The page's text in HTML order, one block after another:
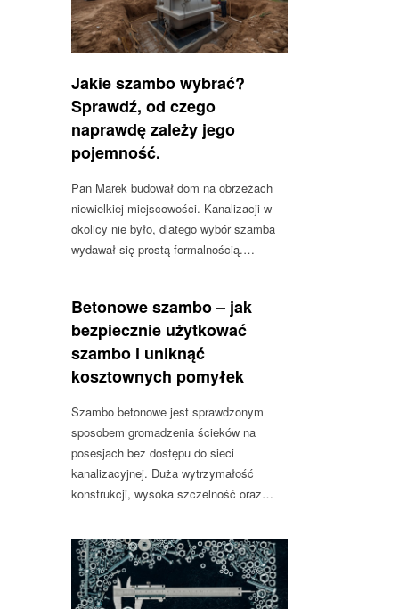
Jakie szambo wybrać?
Sprawdź, od czego
naprawdę zależy jego
pojemność.
Pan Marek budował dom na obrzeżach
niewielkiej miejscowości. Kanalizacji w
okolicy nie było, dlatego wybór szamba
wydawał się prostą formalnością.…
Betonowe szambo – jak
bezpiecznie użytkować
szambo i uniknąć
kosztownych pomyłek
Szambo betonowe jest sprawdzonym
sposobem gromadzenia ścieków na
posesjach bez dostępu do sieci
kanalizacyjnej. Duża wytrzymałość
konstrukcji, wysoka szczelność oraz…